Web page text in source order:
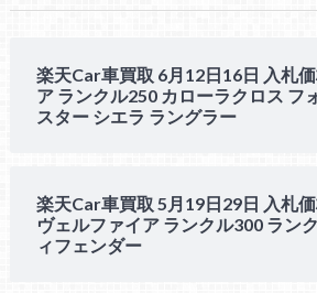
楽天Car車買取 6月12日16日 入札
ア ランクル250 カローラクロス フ
スター シエラ ラングラー
楽天Car車買取 5月19日29日 入札
ヴェルファイア ランクル300 ラン
ィフェンダー